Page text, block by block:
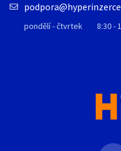
pondělí - čtvrtek 8:30 -